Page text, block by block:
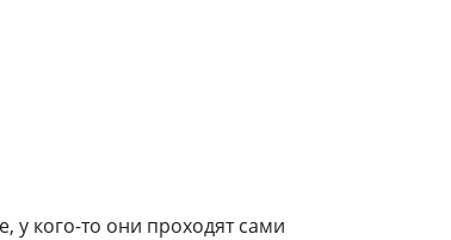
у кого-то они проходят сами